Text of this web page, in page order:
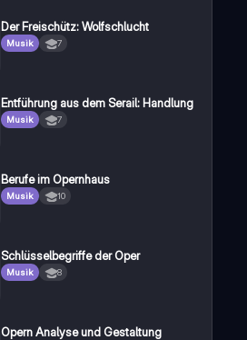
Der Freischütz: Wolfschlucht
Musik 7
Entführung aus dem Serail: Handlung
Musik 7
Berufe im Opernhaus
Musik 10
Schlüsselbegriffe der Oper
Musik 8
Opern Analyse und Gestaltung